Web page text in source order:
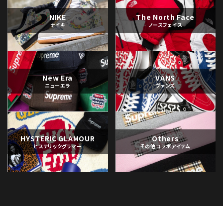
NIKE
ナイキ
The North Face
ノースフェイス
New Era
ニューエラ
VANS
ヴァンズ
HYSTERIC GLAMOUR
ヒステリックグラマー
Others
その他コラボアイテム